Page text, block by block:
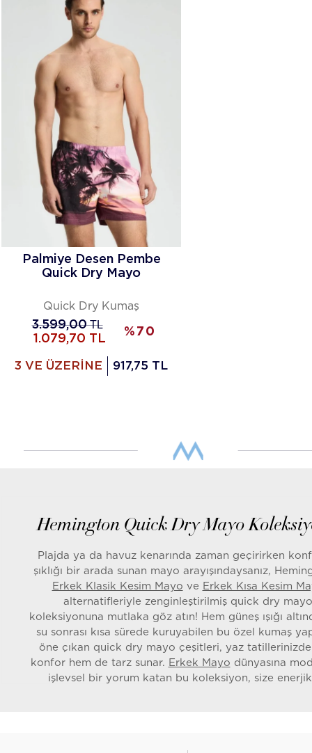
Palmiye Desen Pembe
Quick Dry Mayo
Quick Dry Kumaş
3.599,00TL
1.079,70 TL
% 70
3 VE ÜZERİNE 917,75 TL
Hemington Quick Dry Mayo
Plajda ya da havuz kenarında zaman geçirirken
şıklığı bir arada sunan mayo arayışındaysanız,
Erkek Klasik Kesim Mayo ve Erkek Kısa Kesim
alternatifleriyle zenginleştirilmiş quick dry mayo
koleksiyonuna mutlaka göz atın! Hem güneş ışığı
su sonrası kısa sürede kuruyabilen bu özel kumaş
öne çıkan quick dry mayo çeşitleri, yaz
konfor hem de tarz sunar. Erkek Mayo dünyasına
işlevsel bir yorum katan bu koleksiyon, size